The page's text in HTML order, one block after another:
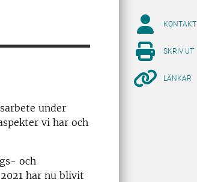
under
vi har och
och
har nu blivit
KONTAKT
SKRIV UT
LÄNKAR